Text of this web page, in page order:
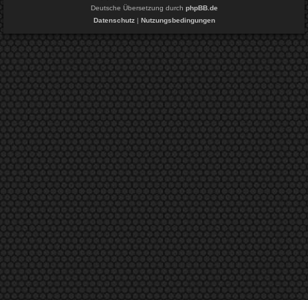
Deutsche Übersetzung durch phpBB.de
Datenschutz| Nutzungsbedingungen